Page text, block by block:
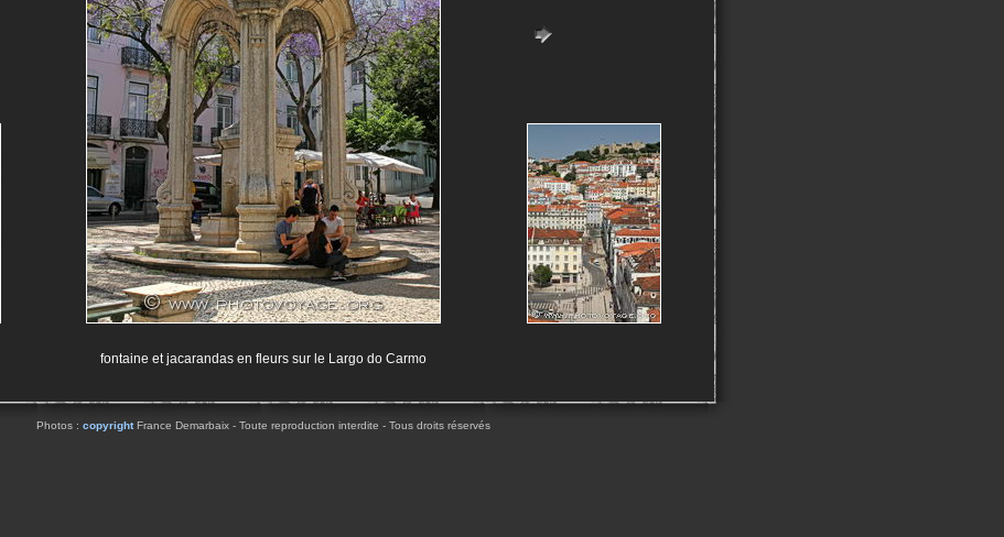
fontaine et jacarandas en fleurs sur le Largo do Carmo
Photos : copyrightFrance Demarbaix - Toute reproduction interdite - Tous droits réservés